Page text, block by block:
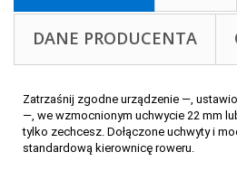
DANE PRODUCENTA
Zatrzaśnij zgodne urządzenie —,
—, we wzmocnionym uchwycie 22 mm
tylko zechcesz. Dołączone uchwyty i
standardową kierownicę roweru.